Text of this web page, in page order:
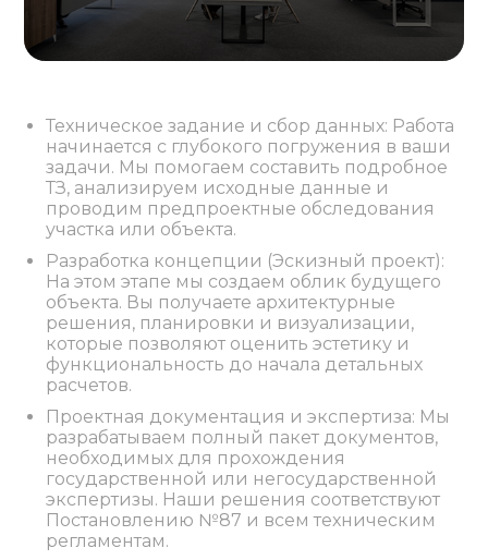
Техническое задание и сбор данных: Работа
начинается с глубокого погружения в ваши
задачи. Мы помогаем составить подробное
ТЗ, анализируем исходные данные и
проводим предпроектные обследования
участка или объекта.
Разработка концепции (Эскизный проект):
На этом этапе мы создаем облик будущего
объекта. Вы получаете архитектурные
решения, планировки и визуализации,
которые позволяют оценить эстетику и
функциональность до начала детальных
расчетов.
Проектная документация и экспертиза: Мы
разрабатываем полный пакет документов,
необходимых для прохождения
государственной или негосударственной
экспертизы. Наши решения соответствуют
Постановлению №87 и всем техническим
регламентам.